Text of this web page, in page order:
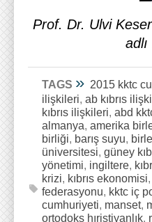
Prof. Dr. Ulvi
TAGS » 2015 kktc
ilişkileri, ab kıbrıs
kıbrıs ilişkileri, abd
almanya, amerika
birliği, barış suyu,
üniversitesi, güney
yönetimi, ingiltere,
krizi, kıbrıs ekonomisi,
federasyonu, kktc iç
cumhuriyeti, manset,
ortodoks hıristiyanlık,